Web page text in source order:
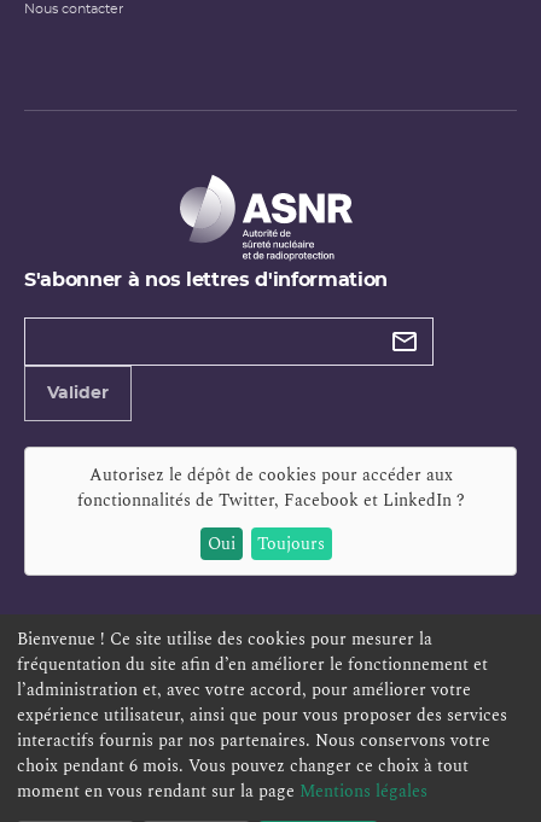
Nous contacter
S'abonner à nos lettres d'information
Types de
Valider
Autorisez le dépôt de cookies pour accéder aux
fonctionnalités de Twitter, Facebook et LinkedIn?
Oui
Toujours
ESPACE PERSONNEL OFFRES D'EMPLOI SIGNALEMENT
TÉLÉSERVICES PLAN DU SITE
ACCESSIBILITÉ POLITIQUE DE CONFIDENTIALITÉ
MENTIONS LÉGALES CONTACT
Bienvenue ! Ce site utilise des cookies pour mesurer la
fréquentation du site afin d’en améliorer le fonctionnement et
l’administration et, avec votre accord, pour améliorer votre
expérience utilisateur, ainsi que pour vous proposer des services
interactifs fournis par nos partenaires. Nous conservons votre
choix pendant 6 mois. Vous pouvez changer ce choix à tout
moment en vous rendant sur la page Mentions légales